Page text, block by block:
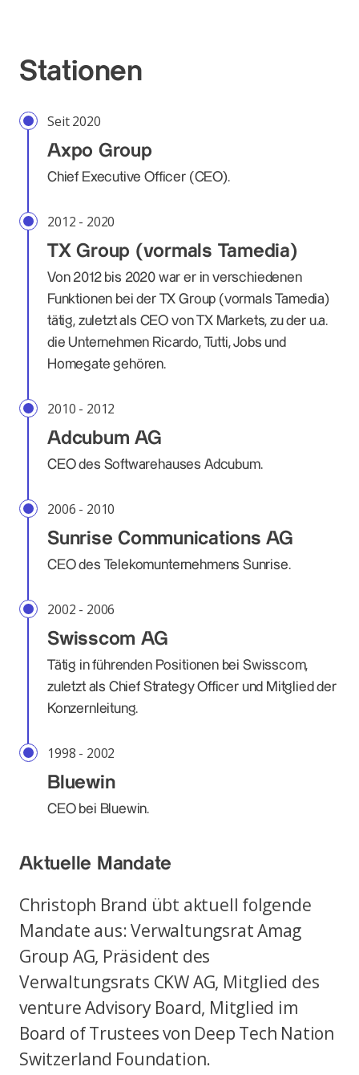
Stationen
Seit 2020
Axpo Group
Chief Executive Officer (CEO).
2012 - 2020
TX Group (vormals Tamedia)
Von 2012 bis 2020 war er in verschiedenen
Funktionen bei der TX Group (vormals Tamedia)
tätig, zuletzt als CEO von TX Markets, zu der u.a.
die Unternehmen Ricardo, Tutti, Jobs und
Homegate gehören.
2010 - 2012
Adcubum AG
CEO des Softwarehauses Adcubum.
2006 - 2010
Sunrise Communications AG
CEO des Telekomunternehmens Sunrise.
2002 - 2006
Swisscom AG
Tätig in führenden Positionen bei Swisscom,
zuletzt als Chief Strategy Officer und Mitglied der
Konzernleitung.
1998 - 2002
Bluewin
CEO bei Bluewin.
Aktuelle Mandate
Christoph Brand übt aktuell folgende
Mandate aus: Verwaltungsrat Amag
Group AG, Präsident des
Verwaltungsrats CKW AG, Mitglied des
venture Advisory Board, Mitglied im
Board of Trustees von Deep Tech Nation
Switzerland Foundation.